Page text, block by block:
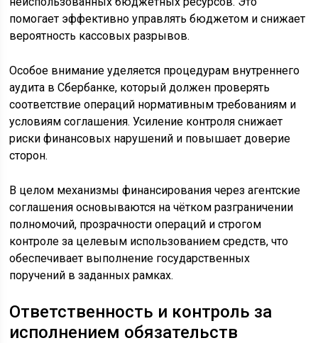
помогает эффективно управлять бюджетом и снижает
вероятность кассовых разрывов.
Особое внимание уделяется процедурам внутреннего
аудита в Сбербанке, который должен проверять
соответствие операций нормативным требованиям и
условиям соглашения. Усиление контроля снижает
риски финансовых нарушений и повышает доверие
сторон.
В целом механизмы финансирования через агентские
соглашения основываются на чётком разграничении
полномочий, прозрачности операций и строгом
контроле за целевым использованием средств, что
обеспечивает выполнение государственных
поручений в заданных рамках.
Ответственность и контроль за
исполнением обязательств